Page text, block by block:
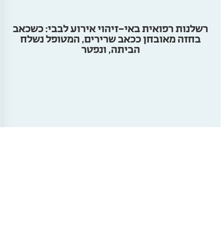
רשלנות רפואית באי-זיהוי אירוע לבבי: כשכאב
בחזה מאובחן ככאב שרירים, המטופל נשלח
הביתה, ונפטר